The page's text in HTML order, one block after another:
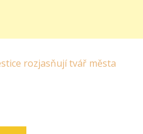
rozjasňují tvář města